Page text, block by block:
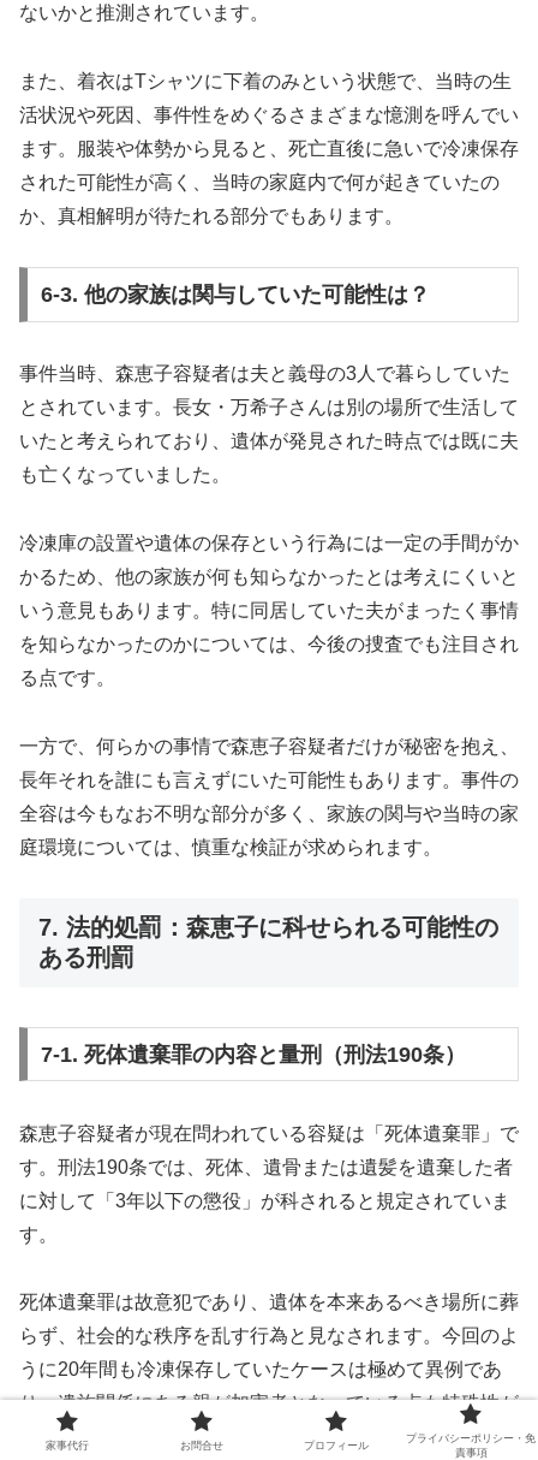
ないかと推測されています。
また、着衣はTシャツに下着のみという状態で、当時の生
活状況や死因、事件性をめぐるさまざまな憶測を呼んでい
ます。服装や体勢から見ると、死亡直後に急いで冷凍保存
された可能性が高く、当時の家庭内で何が起きていたの
か、真相解明が待たれる部分でもあります。
6-3. 他の家族は関与していた可能性は？
事件当時、森恵子容疑者は夫と義母の3人で暮らしていた
とされています。長女・万希子さんは別の場所で生活して
いたと考えられており、遺体が発見された時点では既に夫
も亡くなっていました。
冷凍庫の設置や遺体の保存という行為には一定の手間がか
かるため、他の家族が何も知らなかったとは考えにくいと
いう意見もあります。特に同居していた夫がまったく事情
を知らなかったのかについては、今後の捜査でも注目され
る点です。
一方で、何らかの事情で森恵子容疑者だけが秘密を抱え、
長年それを誰にも言えずにいた可能性もあります。事件の
全容は今もなお不明な部分が多く、家族の関与や当時の家
庭環境については、慎重な検証が求められます。
7. 法的処罰：森恵子に科せられる可能性の
ある刑罰
7-1. 死体遺棄罪の内容と量刑（刑法190条）
森恵子容疑者が現在問われている容疑は「死体遺棄罪」で
す。刑法190条では、死体、遺骨または遺髪を遺棄した者
に対して「3年以下の懲役」が科されると規定されていま
す。
死体遺棄罪は故意犯であり、遺体を本来あるべき場所に葬
らず、社会的な秩序を乱す行為と見なされます。今回のよ
うに20年間も冷凍保存していたケースは極めて異例であ
り、遺族関係にある親が加害者となっている点も特殊性が
高いといえます。
家事代行 お問合せ プロフィール
プライバシーポリシー・免
責事項